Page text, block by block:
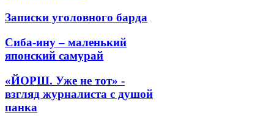
Записки уголовного барда
Сиба-ину – маленький
японский самурай
«ЙОРШ. Уже не тот» -
взгляд журналиста с душой
панка